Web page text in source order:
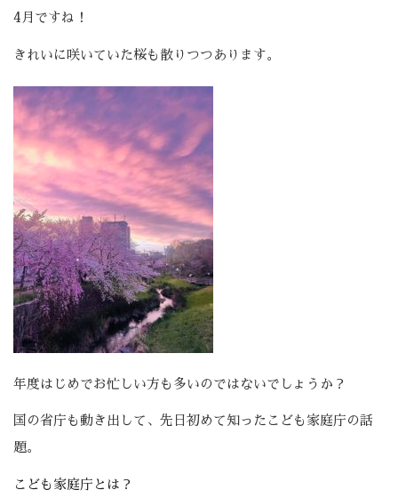
4月ですね！
きれいに咲いていた桜も散りつつあります。
年度はじめでお忙しい方も多いのではないでしょうか？
国の省庁も動き出して、先日初めて知ったこども家庭庁の話
題。
こども家庭庁とは？